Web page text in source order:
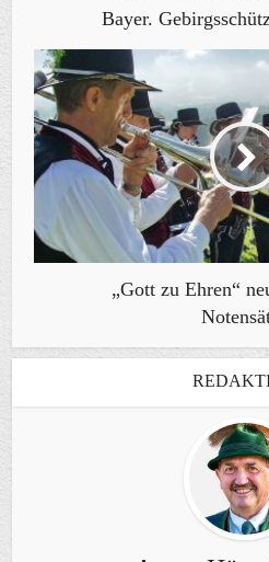
Bayer.
„Gott zu Ehren“